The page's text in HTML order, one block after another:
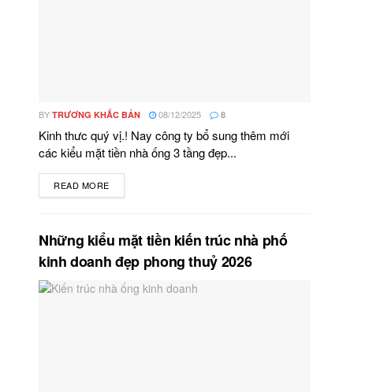
BY TRƯƠNG KHẮC BẢN 08/12/2025 8
Kinh thưc quý vị.! Nay công ty bổ sung thêm mới
các kiểu mặt tiền nhà ống 3 tầng đẹp...
READ MORE
Những kiểu mặt tiền kiến trúc nhà phố
kinh doanh đẹp phong thuỷ 2026